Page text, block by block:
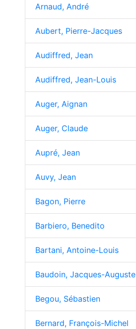
Arnaud, André
Aubert, Pierre-Jacques
Audiffred, Jean
Audiffred, Jean-Louis
Auger, Aignan
Auger, Claude
Aupré, Jean
Auvy, Jean
Bagon, Pierre
Barbiero, Benedito
Bartani, Antoine-Louis
Baudoin, Jacques-Auguste
Begou, Sébastien
Bernard, François-Michel